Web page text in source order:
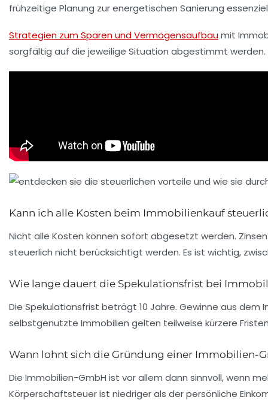
frühzeitige Planung zur energetischen Sanierung
Strategien zum Sparen und Vermögensaufbaumit
sorgfältig auf die jeweilige Situation abgestimmt werden.
Kann ich alle Kosten beim Immobilienkauf
Nicht alle Kosten können sofort abgesetzt werden.
steuerlich nicht berücksichtigt werden. Es ist wichtig,
Wie lange dauert die Spekulationsfrist bei
Die Spekulationsfrist beträgt 10 Jahre. Gewinne aus dem
selbstgenutzte Immobilien gelten teilweise kürzere
Wann lohnt sich die Gründung einer Immobilien-
Die Immobilien-GmbH ist vor allem dann sinnvoll, wenn
Körperschaftsteuer ist niedriger als der persönliche